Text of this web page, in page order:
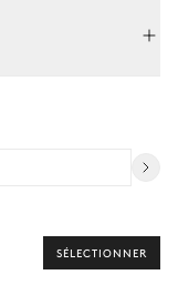
SÉLECTIONNER